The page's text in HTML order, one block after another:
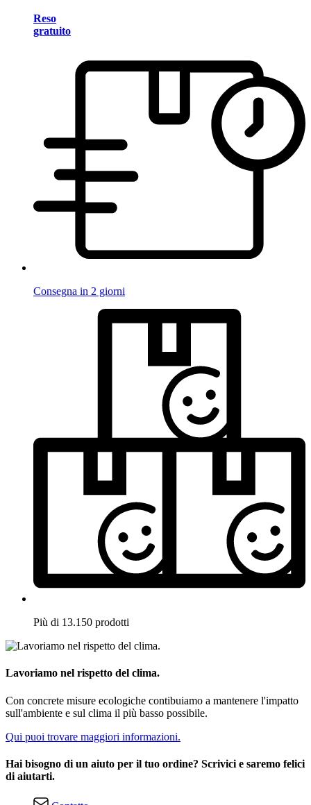
Reso
gratuito
Consegna in 2 giorni
Più di 13.150 prodotti
Lavoriamo nel rispetto del clima.
Con concrete misure ecologiche contibuiamo a mantenere l'impatto
sull'ambiente e sul clima il più basso possibile.
Qui puoi trovare maggiori informazioni.
Hai bisogno di un aiuto per il tuo ordine? Scrivici e saremo felici
di aiutarti.